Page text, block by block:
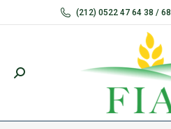
(212) 0522 47 64 38 / 68
Recherche